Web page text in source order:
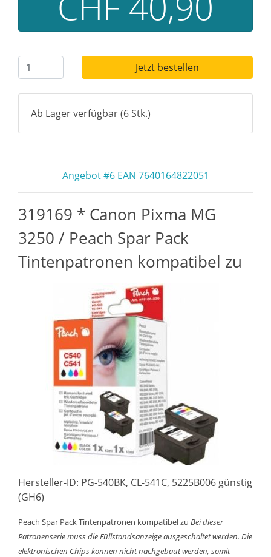
Jetzt bestellen
Ab Lager verfügbar (6 Stk.)
Angebot #6 EAN 7640164822051
319169 * Canon Pixma MG
3250 / Peach Spar Pack
Tintenpatronen kompatibel zu
Hersteller-ID: PG-540BK, CL-541C, 5225B006 günstig
(GH6)
Peach Spar Pack Tintenpatronen kompatibel zu Bei dieser
Patronenserie muss die Füllstandsanzeige ausgeschaltet werden. Die
elektronischen Chips können nicht nachgebaut werden, somit